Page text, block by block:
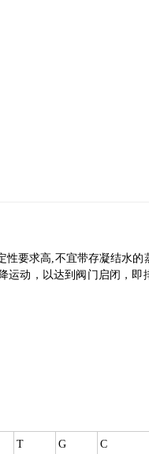
要求高,不宜带存凝结水的
运动，以达到阀门启闭，即
T G C